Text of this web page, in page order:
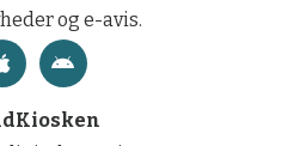
og e-avis.